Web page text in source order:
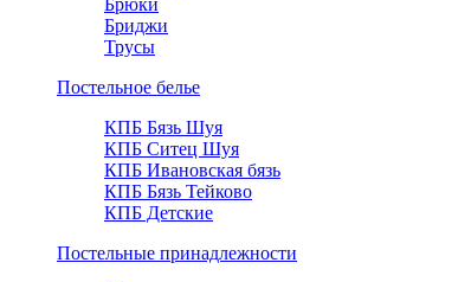
Брюки
Бриджи
Трусы
Постельное белье
КПБ Бязь Шуя
КПБ Ситец Шуя
КПБ Ивановская бязь
КПБ Бязь Тейково
КПБ Детские
Постельные принадлежности